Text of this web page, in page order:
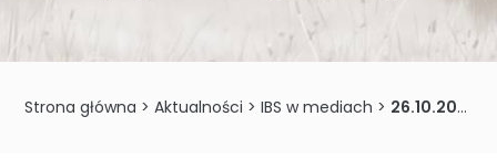
Strona główna >Aktualności >IBS w mediach > 26.10.2021 – Nauka w Polsce o stanowisku Rady Naukowej IBS PAN w kryzysu na granicy